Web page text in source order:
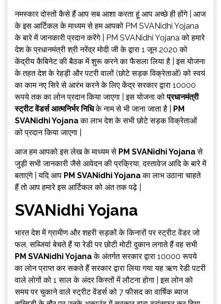
नमस्कार दोस्तों कैसे हैं आप सब आशा करता हूं आप अच्छे ही होंगे | आज
के इस आर्टिकल के माध्यम से हम आपको PM SVANidhi Yojana
के बारे में जानकारी प्रदान करेंगे | PM SVANidhi Yojana को हमारे
देश के प्रधानमंत्री श्री नरेंद्र मोदी जी के द्वारा 1 जून 2020 को
केंद्रीय कैबिनेट की बैठक में शुरू करने का फैसला लिया है | इस योजना
के तहत देश के रेहड़ी और पटरी वालों (छोटे सड़क विक्रेताओं) को स्वयं
का काम नए सिरे से आरंभ करने के लिए केंद्र सरकार द्वारा 10000
रूपये तक का लोन प्रदान किया जाएगा | इस योजना कोप्रधानमंत्री
स्ट्रीट वेंडर्स आत्मनिर्भर निधिके नाम से भी जाना जाता है | PM
SVANidhi Yojanaका लाभ देश के सभी छोटे सड़क विक्रेताओं
को प्रदान किया जाएगा |
आज हम आपको इस लेख के माध्यम से PM SVANidhi Yojanaसे
जुड़ी सभी जानकारी जैसे आवेदन की प्रक्रिया, दस्तावेज आदि के बारे में
बताएंगे | यदि आप PM SVANidhi Yojanaका लाभ उठाना चाहते
हैं तो आप हमारे इस आर्टिकल को अंत तक पढ़े |
SVANidhi Yojana
भारत देश में ग्रामीण और शहरी सड़कों के किनारों पर स्ट्रीट वेंडर जो
फल, सब्जियां बेचते हैं या रेडी पर छोटी मोटी दुकान लगाते हैं वह सभी
PM SVANidhi Yojanaके अंतर्गत सरकार द्वारा 10000 रूपये
का लोन प्राप्त कर सकते हैं सरकार द्वारा लिया गया यह ऋण रेडी पटरी
वाले लोगों को 1 साल के अंदर किस्तों में लौटना होगा | इस लोन को
समय पर चुकाने वाले स्ट्रीट वेंडर्स को 7 फीसद का वार्षिक ब्याज